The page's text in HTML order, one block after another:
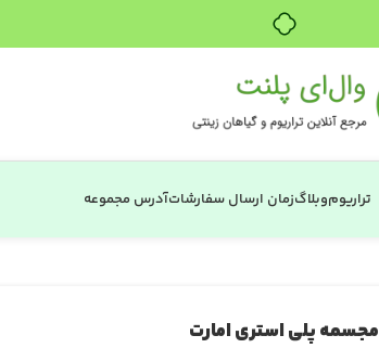
تراریوموبلاگزمان ارسال سفارشاتآدرس مجموعه
مجسمه پلی استری امارت